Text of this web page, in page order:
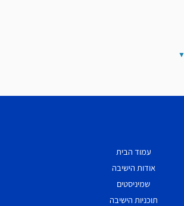
עמוד הבית
אודות הישיבה
שמיניסטים
תוכניות הישיבה